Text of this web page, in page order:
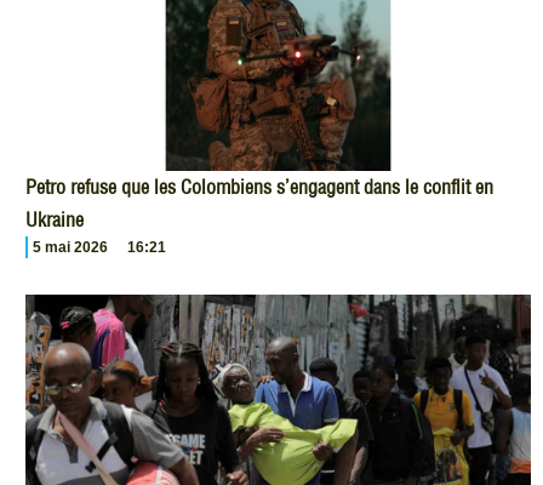
Petro refuse que les Colombiens s’engagent dans le conflit en
Ukraine
5 mai 2026 16:21